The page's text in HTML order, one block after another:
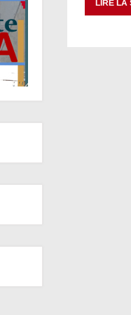
LIRE LA